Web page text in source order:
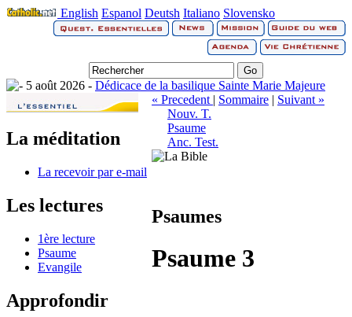
English Espanol Deutsh Italiano Slovensko
5 août 2026 - Dédicace de la basilique Sainte Marie Majeure
La méditation
La recevoir par e-mail
Les lectures
1ère lecture
Psaume
Evangile
Approfondir
« Precedent | Sommaire | Suivant »
Nouv. T.
Psaume
Anc. Test.
Psaumes
Psaume 3